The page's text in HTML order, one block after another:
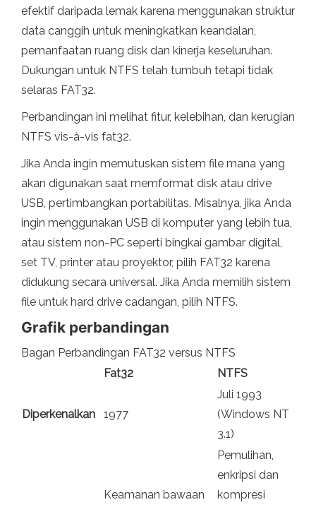
efektif daripada lemak karena menggunakan struktur
data canggih untuk meningkatkan keandalan,
pemanfaatan ruang disk dan kinerja keseluruhan.
Dukungan untuk NTFS telah tumbuh tetapi tidak
selaras FAT32.
Perbandingan ini melihat fitur, kelebihan, dan kerugian
NTFS vis-à-vis fat32.
Jika Anda ingin memutuskan sistem file mana yang
akan digunakan saat memformat disk atau drive
USB, pertimbangkan portabilitas. Misalnya, jika Anda
ingin menggunakan USB di komputer yang lebih tua,
atau sistem non-PC seperti bingkai gambar digital,
set TV, printer atau proyektor, pilih FAT32 karena
didukung secara universal. Jika Anda memilih sistem
file untuk hard drive cadangan, pilih NTFS.
Grafik perbandingan
Bagan Perbandingan FAT32 versus NTFS
Fat32
NTFS
Diperkenalkan 1977
Juli 1993
(Windows NT
3.1)
Keamanan bawaan
Pemulihan,
enkripsi dan
kompresi